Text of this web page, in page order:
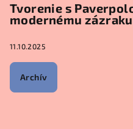
Tvorenie s
modernému zázraku
11.10.2025
Archív